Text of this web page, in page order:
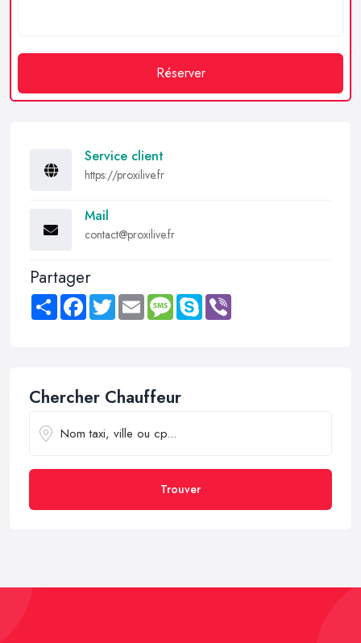
Réserver
Service client
https://proxilive.fr
Mail
contact@proxilive.fr
Partager
Share FacebookTwitter Email MessageSkype
Chercher Chauffeur
Trouver